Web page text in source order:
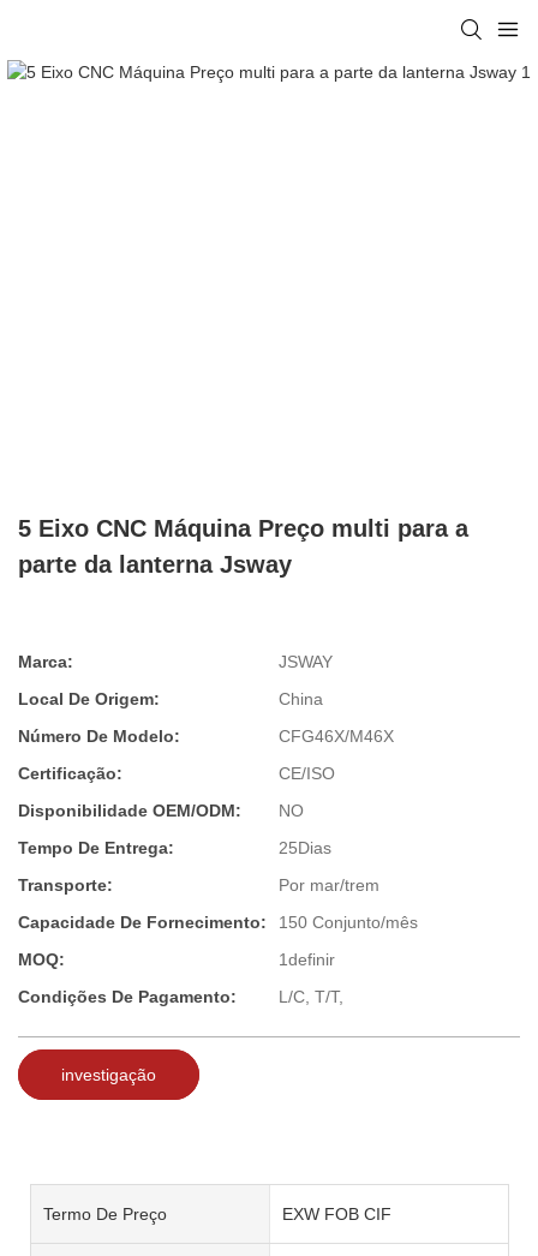
5 Eixo CNC Máquina Preço multi para a
parte da lanterna Jsway
Marca:
JSWAY
Local De Origem:
China
Número De Modelo:
CFG46X/M46X
Certificação:
CE/ISO
Disponibilidade OEM/ODM:
NO
Tempo De Entrega:
25Dias
Transporte:
Por mar/trem
Capacidade De Fornecimento:
150 Conjunto/mês
MOQ:
1definir
Condições De Pagamento:
L/C, T/T,
investigação
Termo De Preço EXW FOB CIF